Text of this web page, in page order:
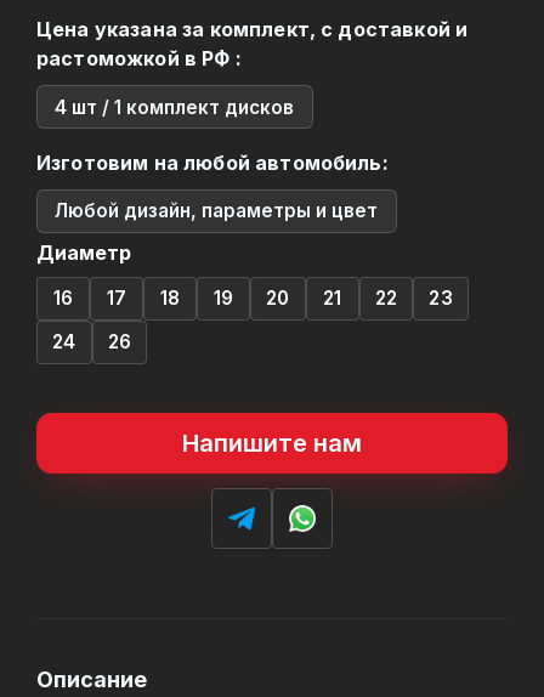
Цена указана за комплект, с доставкой и
растоможкой в РФ :
4 шт / 1 комплект дисков
Изготовим на любой автомобиль:
Любой дизайн, параметры и цвет
Диаметр
16 17 18 19 20 21 22
23
24
26
Напишите нам
Описание